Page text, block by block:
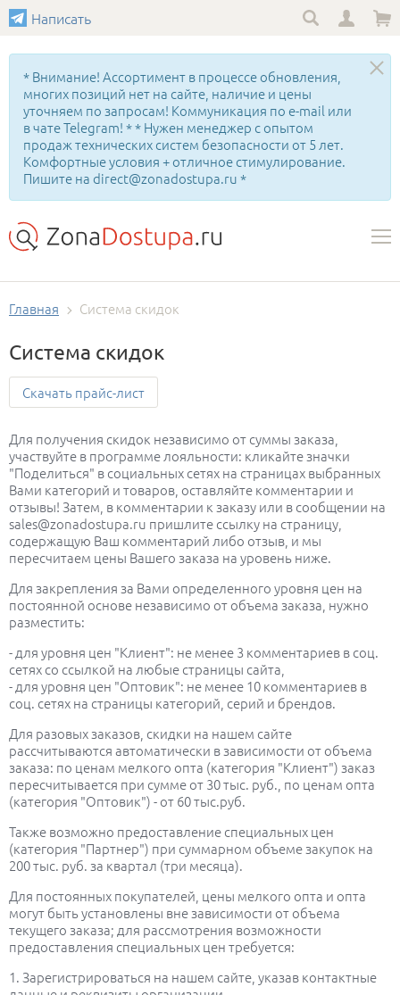
Написать
* Внимание! Ассортимент в процессе обновления,
многих позиций нет на сайте, наличие и цены
уточняем по запросам! Коммуникация по e-mail или
в чате Telegram! * * Нужен менеджер с опытом
продаж технических систем безопасности от 5 лет.
Комфортные условия + отличное стимулирование.
Пишите на direct@zonadostupa.ru *
Главная Система скидок
Система скидок
Скачать прайс-лист
Для получения скидок независимо от суммы заказа,
участвуйте в программе лояльности: кликайте значки
"Поделиться" в социальных сетях на страницах выбранных
Вами категорий и товаров, оставляйте комментарии и
отзывы! Затем, в комментарии к заказу или в сообщении на
sales@zonadostupa.ru пришлите ссылку на страницу,
содержащую Ваш комментарий либо отзыв, и мы
пересчитаем цены Вашего заказа на уровень ниже.
Для закрепления за Вами определенного уровня цен на
постоянной основе независимо от объема заказа, нужно
разместить:
- для уровня цен "Клиент": не менее 3 комментариев в соц.
сетях со ссылкой на любые страницы сайта,
- для уровня цен "Оптовик": не менее 10 комментариев в
соц. сетях на страницы категорий, серий и брендов.
Для разовых заказов, скидки на нашем сайте
рассчитываются автоматически в зависимости от объема
заказа: по ценам мелкого опта (категория "Клиент") заказ
пересчитывается при сумме от 30 тыс. руб., по ценам опта
(категория "Оптовик") - от 60 тыс.руб.
Также возможно предоставление специальных цен
(категория "Партнер") при суммарном объеме закупок на
200 тыс. руб. за квартал (три месяца).
Для постоянных покупателей, цены мелкого опта и опта
могут быть установлены вне зависимости от объема
текущего заказа; для рассмотрения возможности
предоставления специальных цен требуется:
1. Зарегистрироваться на нашем сайте, указав контактные